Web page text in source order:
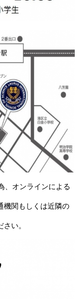
、オンラインによる
機関もしくは近隣の
い。